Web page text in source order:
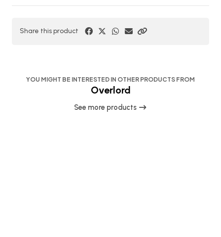
Share this product
YOU MIGHT BE INTERESTED IN OTHER PRODUCTS FROM
Overlord
See more products